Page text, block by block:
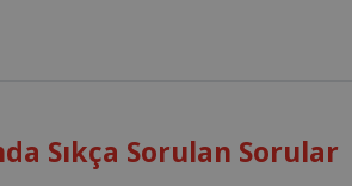
Sıkça Sorulan Sorular